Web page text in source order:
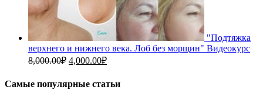
"Подтяжка
верхнего и нижнего века. Лоб без морщин" Видеокурс
8,000.00₽ Первоначальная
8,000.00₽.
4,000.00₽Текущая
4,000.00₽.
Самые популярные статьи